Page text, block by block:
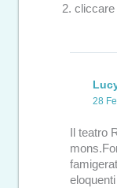
2.
28
Il teatro